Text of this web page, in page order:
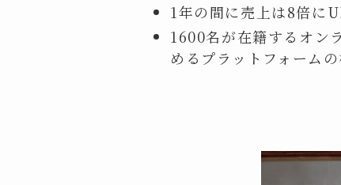
1年の間に売上は8倍に
1600名が在籍するオン
めるプラットフォーム